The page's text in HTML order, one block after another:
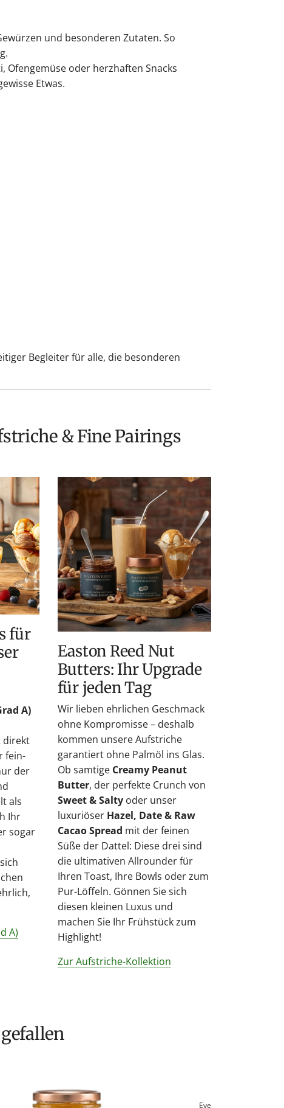
und besonderen Zutaten. So
Ofengemüse oder herzhaften Snacks
Etwas.
Begleiter für alle, die besonderen
& Fine Pairings
A)
direkt
fein-
der
als
Ihr
sogar
A)
Easton
Reed
Nut
Butters:
Ihr
Upgrade
für
jeden
Tag
Easton Reed Nut
Butters: Ihr Upgrade
für jeden Tag
Wir lieben ehrlichen Geschmack
ohne Kompromisse – deshalb
kommen unsere Aufstriche
garantiert ohne Palmöl ins Glas.
Ob samtige Creamy Peanut
Butter, der perfekte Crunch von
Sweet & Saltyoder unser
luxuriöser Hazel, Date & Raw
Cacao Spread mit der feinen
Süße der Dattel: Diese drei sind
die ultimativen Allrounder für
Ihren Toast, Ihre Bowls oder zum
Pur-Löffeln. Gönnen Sie sich
diesen kleinen Luxus und
machen Sie Ihr Frühstück zum
Highlight!
Zur Aufstriche-Kollektion
Everly Grace